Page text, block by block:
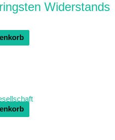
Widerstands